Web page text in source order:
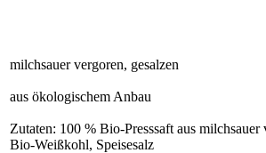
milchsauer vergoren, gesalzen
aus ökologischem Anbau
Zutaten: 100 % Bio-Presssaft aus milchsauer
Bio-Weißkohl, Speisesalz